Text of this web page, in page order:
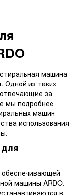
машина
Одной из таких
за
мы подробнее
машин
использования
машины ARDO.
в